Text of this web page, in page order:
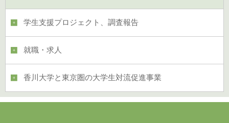
学生支援プロジェクト、調査報告
就職・求人
香川大学と東京圏の大学生対流促進事業